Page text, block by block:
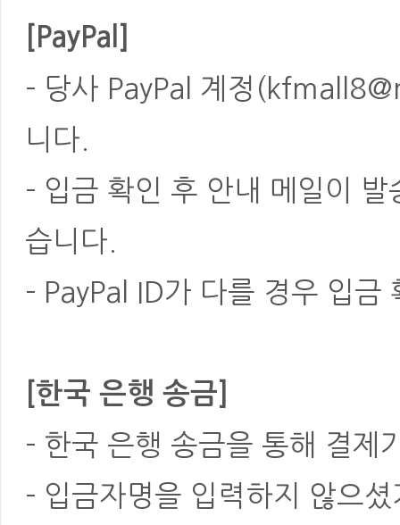
[PayPal]
- 당사 PayPal 계정
니다.
- 입금 확인 후 안내 메일이
습니다.
- PayPal ID가 다를 경우 입금
[한국 은행 송금]
- 한국 은행 송금을 통해 결제
- 입금자명을 입력하지 않으